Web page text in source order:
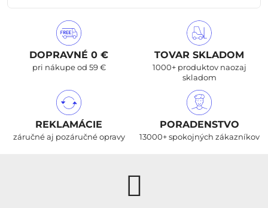
DOPRAVNÉ 0 €
pri nákupe od 59 €
TOVAR SKLADOM
1000+ produktov naozaj
skladom
REKLAMÁCIE
záručné aj pozáručné opravy
PORADENSTVO
13000+ spokojných zákazníkov